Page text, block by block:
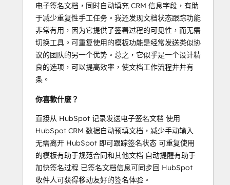
电子签名文档，同时自动填充 CRM 信息字段，有助
于减少重复性手工任务。我还发现文档状态跟踪功能
非常有用，因为它提供了签署过程的可见性，而无需
切换工具。可重复使用的模板功能是经常发送类似协
议的团队的另一个优势。总之，它似乎是一个设计精
良的选项，可以提高效率，使文档工作流程井井有
条。
你喜歡什麼？
直接从 HubSpot 记录发送电子签名文档 使用
HubSpot CRM 数据自动预填文档，减少手动输入
无需离开 HubSpot 即可跟踪签名状态 可重复使用
的模板有助于规范合同和其他文档 自动提醒有助于
加快签名过程 已签名文档信息可同步回 HubSpot
收件人可获得移动友好的签名体验。